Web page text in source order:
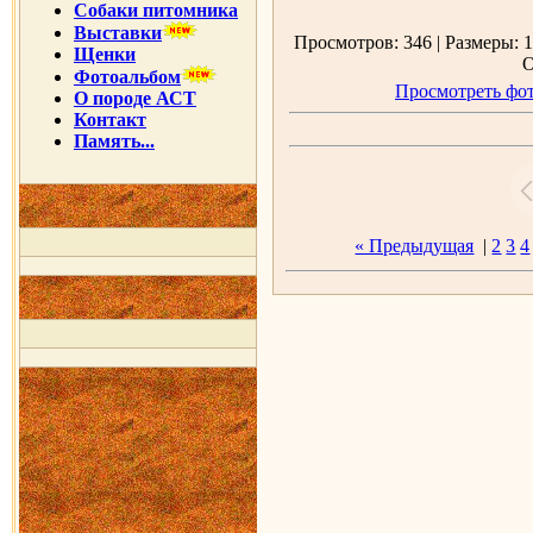
Собаки питомника
Выставки
Щенки
Фотоальбом
О породе АСТ
Контакт
Память...
Просмотров: 346 | Размеры:
Просмотреть
« Предыдущая | 2 3 4